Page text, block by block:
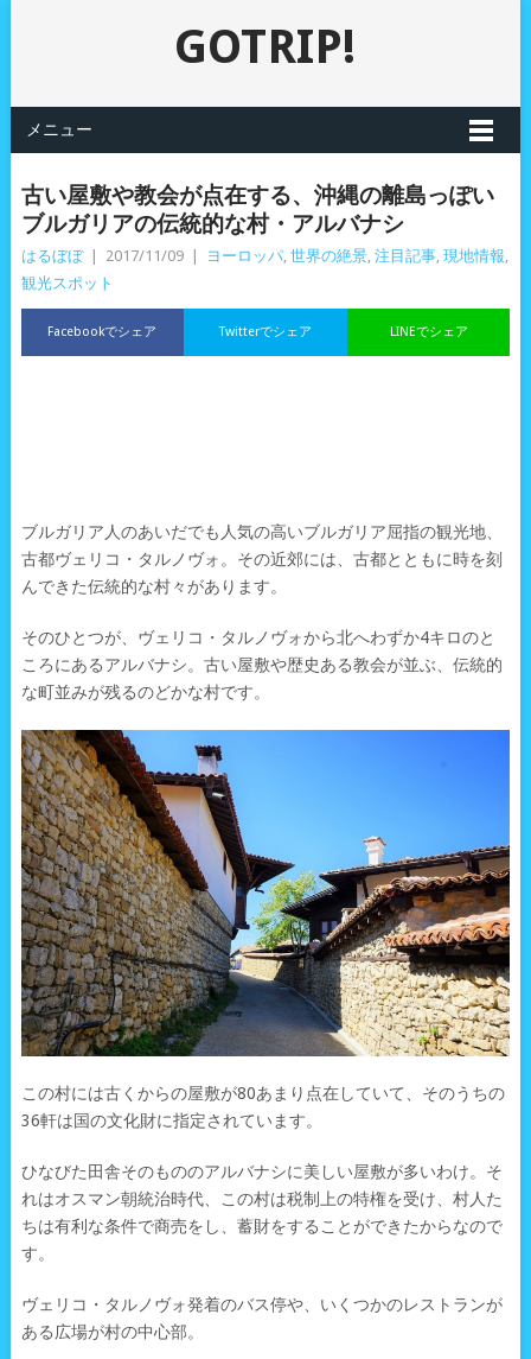
GOTRIP!
メニュー
古い屋敷や教会が点在する、沖縄の離島っぽい
ブルガリアの伝統的な村・アルバナシ
はるぼぼ 2017/11/09 ヨーロッパ, 世界の絶景, 注目記事, 現地情報,
観光スポット
Facebookでシェア LINEでシェア
Twitterでシェア
ブルガリア人のあいだでも人気の高いブルガリア屈指の観光地、
古都ヴェリコ・タルノヴォ。その近郊には、古都とともに時を刻
んできた伝統的な村々があります。
そのひとつが、ヴェリコ・タルノヴォから北へわずか4キロのと
ころにあるアルバナシ。古い屋敷や歴史ある教会が並ぶ、伝統的
な町並みが残るのどかな村です。
この村には古くからの屋敷が80あまり点在していて、そのうちの
36軒は国の文化財に指定されています。
ひなびた田舎そのもののアルバナシに美しい屋敷が多いわけ。そ
れはオスマン朝統治時代、この村は税制上の特権を受け、村人た
ちは有利な条件で商売をし、蓄財をすることができたからなので
す。
ヴェリコ・タルノヴォ発着のバス停や、いくつかのレストランが
ある広場が村の中心部。